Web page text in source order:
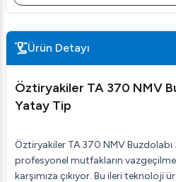
Ürün Detayı
Öztiryakiler TA 370 NMV
Yatay Tip
Öztiryakiler TA 370 NMV Buzdolabı
profesyonel mutfakların
karşımıza çıkıyor. Bu ileri teknoloji